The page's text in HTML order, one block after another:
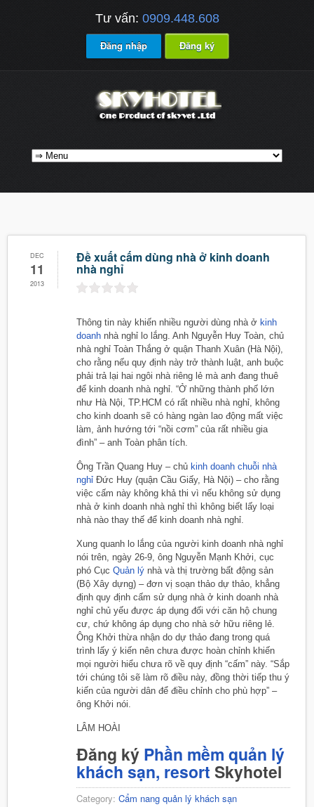
Tư vấn: 0909.448.608
Đăng nhập Đăng ký
DEC
11
2013
Đề xuất cấm dùng nhà ở kinh doanh
nhà nghỉ
Thông tin này khiến nhiều người dùng nhà ở kinh
doanh nhà nghỉ lo lắng. Anh Nguyễn Huy Toàn, chủ
nhà nghỉ Toàn Thắng ở quận Thanh Xuân (Hà Nội),
cho rằng nếu quy định này trở thành luật, anh buộc
phải trả lại hai ngôi nhà riêng lẻ mà anh đang thuê
để kinh doanh nhà nghỉ. “Ở những thành phố lớn
như Hà Nội, TP.HCM có rất nhiều nhà nghỉ, không
cho kinh doanh sẽ có hàng ngàn lao động mất việc
làm, ảnh hướng tới “nồi cơm” của rất nhiều gia
đình” – anh Toàn phân tích.
Ông Trần Quang Huy – chủ kinh doanh chuỗi nhà
nghỉ Đức Huy (quận Cầu Giấy, Hà Nội) – cho rằng
việc cấm này không khả thi vì nếu không sử dụng
nhà ở kinh doanh nhà nghỉ thì không biết lấy loại
nhà nào thay thế để kinh doanh nhà nghỉ.
Xung quanh lo lắng của người kinh doanh nhà nghỉ
nói trên, ngày 26-9, ông Nguyễn Mạnh Khởi, cục
phó Cục Quản lý nhà và thị trường bất động sản
(Bộ Xây dựng) – đơn vị soạn thảo dự thảo, khẳng
định quy định cấm sử dụng nhà ở kinh doanh nhà
nghỉ chủ yếu được áp dụng đối với căn hộ chung
cư, chứ không áp dụng cho nhà sở hữu riêng lẻ.
Ông Khởi thừa nhận do dự thảo đang trong quá
trình lấy ý kiến nên chưa được hoàn chỉnh khiến
mọi người hiểu chưa rõ về quy định “cấm” này. “Sắp
tới chúng tôi sẽ làm rõ điều này, đồng thời tiếp thu ý
kiến của người dân để điều chỉnh cho phù hợp” –
ông Khởi nói.
LÂM HOÀI
Đăng ký Phần mềm quản lý
khách sạn, resort Skyhotel
Category: Cẩm nang quản lý khách sạn